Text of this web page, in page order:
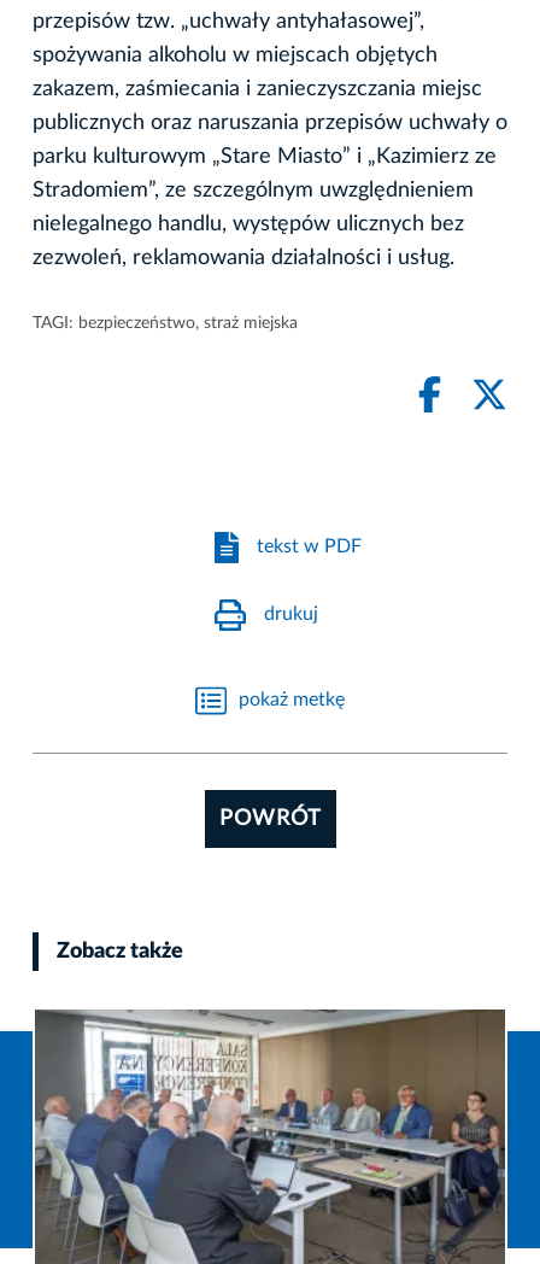
przepisów tzw. „uchwały antyhałasowej”,
spożywania alkoholu w miejscach objętych
zakazem, zaśmiecania i zanieczyszczania miejsc
publicznych oraz naruszania przepisów uchwały o
parku kulturowym „Stare Miasto” i „Kazimierz ze
Stradomiem”, ze szczególnym uwzględnieniem
nielegalnego handlu, występów ulicznych bez
zezwoleń, reklamowania działalności i usług.
TAGI: bezpieczeństwo, straż miejska
tekst w PDF
drukuj
pokaż metkę
POWRÓT
Zobacz także